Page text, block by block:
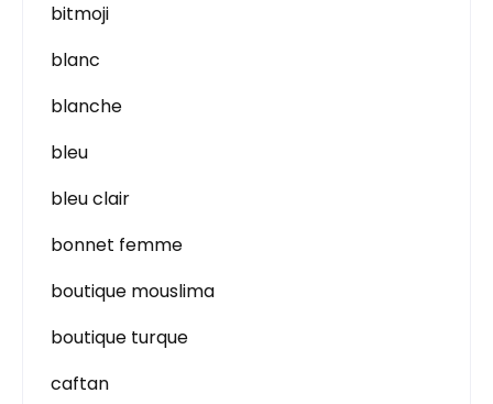
bitmoji
blanc
blanche
bleu
bleu clair
bonnet femme
boutique mouslima
boutique turque
caftan